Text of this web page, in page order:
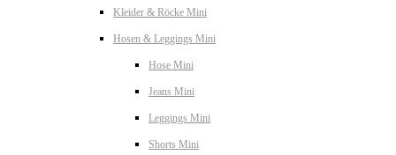
Kleider & Röcke Mini
Hosen & Leggings Mini
Hose Mini
Jeans Mini
Leggings Mini
Shorts Mini